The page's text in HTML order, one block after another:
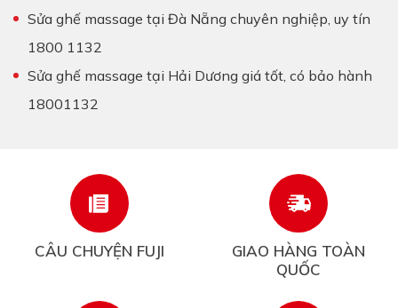
Sửa ghế massage tại Đà Nẵng chuyên nghiệp, uy tín
1800 1132
Sửa ghế massage tại Hải Dương giá tốt, có bảo hành
18001132
CÂU CHUYỆN FUJI
GIAO HÀNG TOÀN
QUỐC